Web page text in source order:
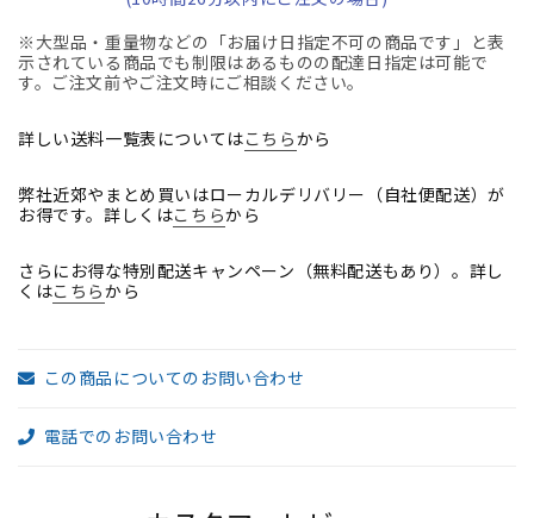
ー
サ
ー
ポ
リ
シ
ュ
オ
ィ
ー
サ
ー
ポ
リ
シ
ィ
家
※大型品・重量物などの「お届け日指定不可の商品です」と表
示されている商品でも制限はあるものの配達日指定は可能で
す。ご注文前やご注文時にご相談ください。
詳しい送料一覧表についてはこちらから
弊社近郊やまとめ買いはローカルデリバリー（自社便配送）が
お得です。詳しくはこちらから
さらにお得な特別配送キャンペーン（無料配送もあり）。詳し
くはこちらから
この商品についてのお問い合わせ
電話でのお問い合わせ